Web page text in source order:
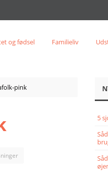
og fødsel Familieliv
pink
5